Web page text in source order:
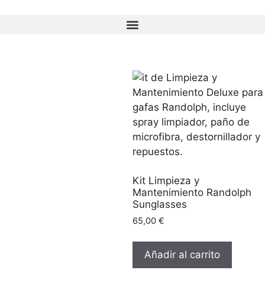
Kit Limpieza y
Mantenimiento Randolph
Sunglasses
65,00 €
Añadir al carrito